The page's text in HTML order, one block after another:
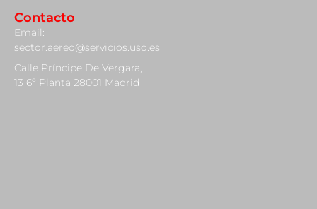
Contacto
Email:
sector.aereo@servicios.uso.es
Calle Príncipe De Vergara,
13 6º Planta 28001 Madrid